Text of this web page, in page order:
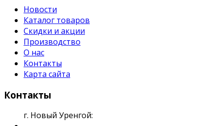
Новости
Каталог товаров
Скидки и акции
Производство
О нас
Контакты
Карта сайта
Контакты
г. Новый Уренгой: